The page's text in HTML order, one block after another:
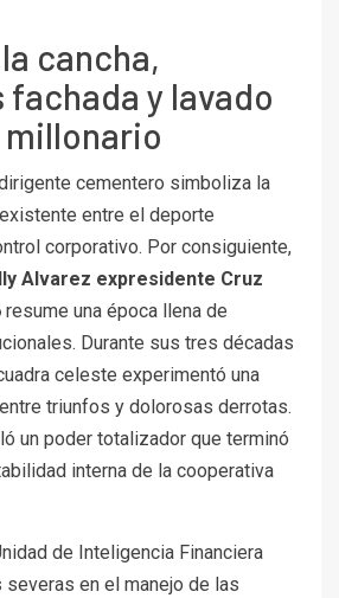
cancha,
fachada y lavado
cementero simboliza la
entre el deporte
corporativo. Por consiguiente,
Alvarez expresidente Cruz
resume una época llena de
Durante sus tres décadas
celeste experimentó una
triunfos y dolorosas derrotas.
un poder totalizador que terminó
interna de la cooperativa
de Inteligencia Financiera
en el manejo de las